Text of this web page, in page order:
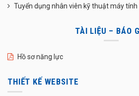
Tuyển dụng nhân viên kỹ thuật máy
TÀI LIỆU – BÁO
Hồ sơ năng lực
THIẾT KẾ WEBSITE